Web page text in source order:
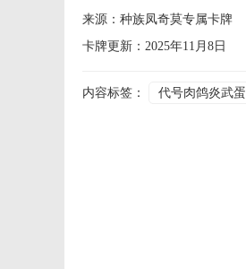
来源：种族凤奇莫专属卡牌
卡牌更新：2025年11月8日
内容标签： 代号肉鸽炎武蛋